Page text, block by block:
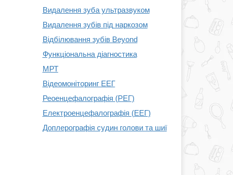
Видалення зуба ультразвуком
Видалення зубів під наркозом
Відбілювання зубів Beyond
Функціональна діагностика
МРТ
Відеомоніторинг ЕЕГ
Реоенцефалографія (РЕГ)
Електроенцефалографія (ЕЕГ)
Доплерографія судин голови та шиї